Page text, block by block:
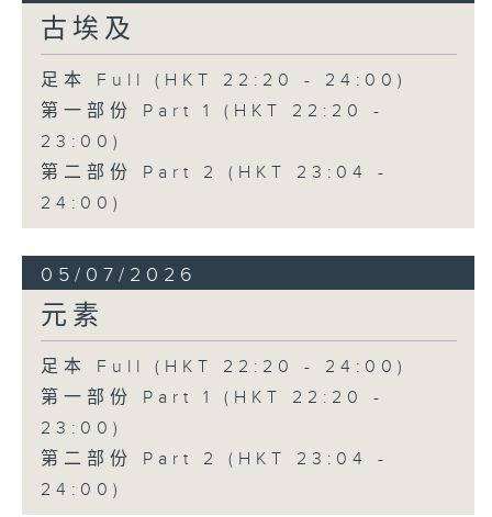
古埃及
足本 Full (HKT 22:20 - 24:00)
第一部份 Part 1 (HKT 22:20 -
23:00)
第二部份 Part 2 (HKT 23:04 -
24:00)
05/07/2026
元素
足本 Full (HKT 22:20 - 24:00)
第一部份 Part 1 (HKT 22:20 -
23:00)
第二部份 Part 2 (HKT 23:04 -
24:00)